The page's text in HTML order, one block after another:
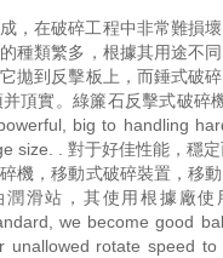
，在破碎工程中非常難損
種類繁多，根據其用途不
拋到反擊板上，而錘式破
頂實。綠簾石反擊式破
big to handling
. 對于好佳性能，穩
機，移動式破碎裝置，移
滑站，其使用根據廠
we become good
rotate speed